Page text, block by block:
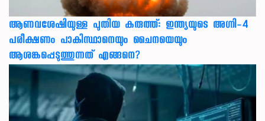
ആണവശേഷിയുള്ള പുതിയ കരുത്ത്: ഇന്ത്യയുടെ അഗ്നി-4
പരീക്ഷണം പാകിസ്ഥാനെയും ചൈനയെയും
ആശങ്കപ്പെടുത്തുന്നത് എങ്ങനെ?